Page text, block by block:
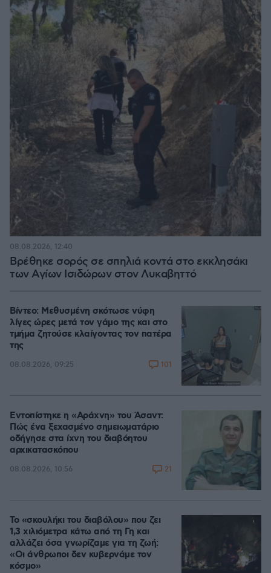
Βρέθηκε σορός σε σπηλιά κοντά στο εκκλησάκι
των Αγίων Ισιδώρων στον Λυκαβηττό
08.08.2026, 12:40
Βίντεο: Μεθυσμένη σκότωσε νύφη
λίγες ώρες μετά τον γάμο της και στο
τμήμα ζητούσε κλαίγοντας τον πατέρα
της
08.08.2026, 09:25 101
Εντοπίστηκε η «Αράχνη» του Άσαντ:
Πώς ένα ξεχασμένο σημειωματάριο
οδήγησε στα ίχνη του διαβόητου
αρχικατασκόπου
08.08.2026, 10:56 21
Το «σκουλήκι του διαβόλου» που ζει
1,3 χιλιόμετρα κάτω από τη Γη και
αλλάζει όσα γνωρίζαμε για τη ζωή:
«Οι άνθρωποι δεν κυβερνάμε τον
κόσμο»